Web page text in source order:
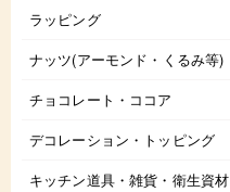
ラッピング
ナッツ(アーモンド・くるみ等)
チョコレート・ココア
デコレーション・トッピング
キッチン道具・雑貨・衛生資材